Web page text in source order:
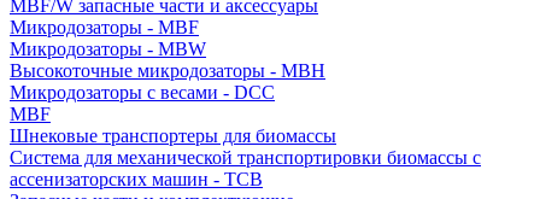
MBF/W запасные части и аксессуары
Микродозаторы - MBF
Микродозаторы - MBW
Высокоточные микродозаторы - MBH
Микродозаторы с весами - DCC
MBF
Шнековые транспортеры для биомассы
Система для механической транспортировки биомассы с
ассенизаторских машин - TCB